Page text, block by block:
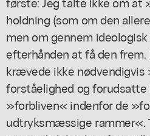
holdning (som om den
men om gennem
efterhånden at få den frem.
krævede ikke
forståelighed og forudsatte
»forbliven« indenfor de
udtryksmæssige rammer«.